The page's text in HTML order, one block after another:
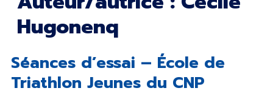
Hugonenq
Séances d’essai – École de
Triathlon Jeunes du CNP